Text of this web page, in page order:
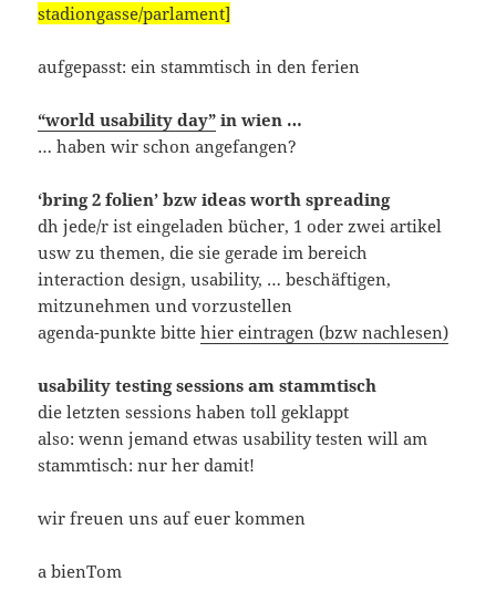
stadiongasse/parlament]
aufgepasst: ein stammtisch in den ferien
“world usability day” in wien …
… haben wir schon angefangen?
‘bring 2 folien’ bzw ideas worth spreading
dh jede/r ist eingeladen bücher, 1 oder zwei artikel
usw zu themen, die sie gerade im bereich
interaction design, usability, … beschäftigen,
mitzunehmen und vorzustellen
agenda-punkte bittehier eintragen (bzw nachlesen)
usability testing sessions am stammtisch
die letzten sessions haben toll geklappt
also: wenn jemand etwas usability testen will am
stammtisch: nur her damit!
wir freuen uns auf euer kommen
a bienTom